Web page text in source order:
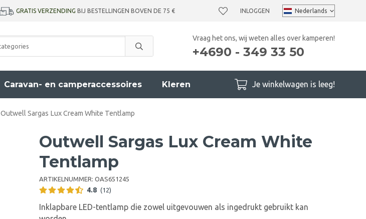
GRATIS VERZENDING BIJ BESTELLINGEN BOVEN DE 75 € INLOGGEN
Vraag het ons, wij weten alles over kamperen!
+4690 - 349 33 50
Caravan- en camperaccessoires Kleren Je winkelwagen is leeg!
Outwell Sargas Lux Cream White Tentlamp
Outwell Sargas Lux Cream White
Tentlamp
ARTIKELNUMMER: OAS651245
4.8 (12)
Inklapbare LED-tentlamp die zowel uitgevouwen als ingedrukt gebruikt kan